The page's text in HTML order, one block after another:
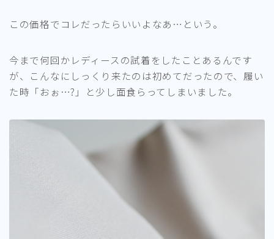
この価格でコレだったらいいよなあ…という。
今まで何回かレディースの試着をしたことあるんです
が、こんなにしっくり来たのは初めてだったので、履い
た時「おぉ…?」と少し面食らってしまいました。